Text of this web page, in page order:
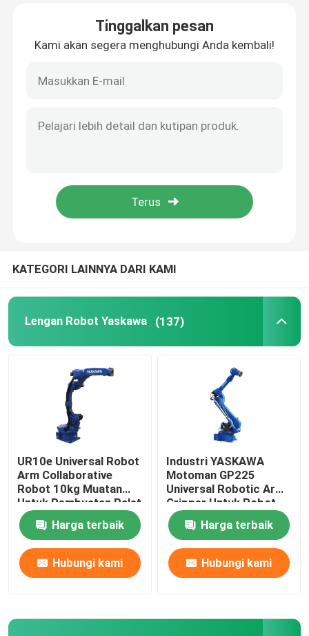
Tentang kami
Tur Pabrik
Kontrol kualitas
Lengan Robot Yaskawa
Penglihatan Robot 3D
Stasiun Kerja Robot
Aksesori Robot
Tutup Pelindung Robot
Bagian Robot
Tinggalkan pesan
Kami akan segera menghubungi Anda kembali!
KATEGORI LAINNYA DARI KAMI
Lengan Robot Yaskawa (137)
UR10e Universal Robot
Arm Collaborative
Robot 10kg Muatan
Untuk Pembuatan Palet
Perakitan
Harga terbaik
Hubungi kami
Industri YASKAWA
Motoman GP225
Universal Robotic Arm
Gripper Untuk Robot
Penanganan Paletisasi
Harga terbaik
Hubungi kami